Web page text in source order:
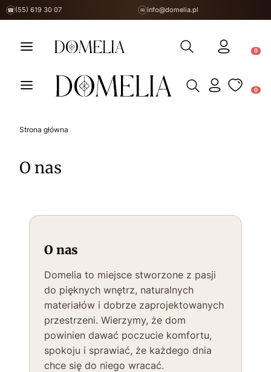
☎ (55) 619 30 07 ✉ info@domelia.pl
Otwórz wyszukiwarkę
Otwórz wyszukiwarkę
Strona główna
O nas
O nas
Domelia to miejsce stworzone z pasji
do pięknych wnętrz, naturalnych
materiałów i dobrze zaprojektowanych
przestrzeni. Wierzymy, że dom
powinien dawać poczucie komfortu,
spokoju i sprawiać, że każdego dnia
chce się do niego wracać.